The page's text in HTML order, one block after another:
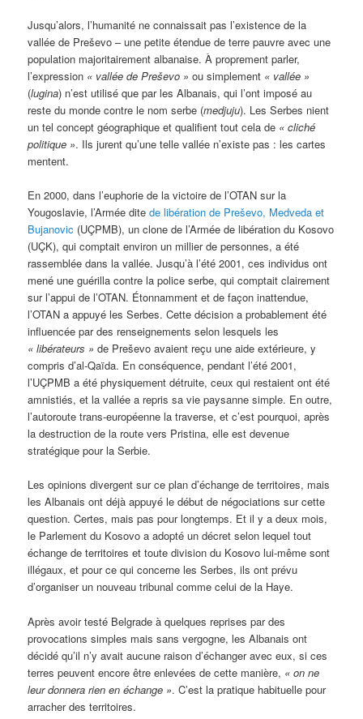
Jusqu’alors, l’humanité ne connaissait pas l’existence de la
vallée de Preševo – une petite étendue de terre pauvre avec une
population majoritairement albanaise. À proprement parler,
l’expression « vallée de Preševo » ou simplement « vallée »
(lugina) n’est utilisé que par les Albanais, qui l’ont imposé au
reste du monde contre le nom serbe (medjuju). Les Serbes nient
un tel concept géographique et qualifient tout cela de « cliché
politique ». Ils jurent qu’une telle vallée n’existe pas : les cartes
mentent.
En 2000, dans l’euphorie de la victoire de l’OTAN sur la
Yougoslavie, l’Armée ditede libération de Preševo, Medveda et
Bujanovic (UÇPMB), un clone de l’Armée de libération du Kosovo
(UÇK), qui comptait environ un millier de personnes, a été
rassemblée dans la vallée. Jusqu’à l’été 2001, ces individus ont
mené une guérilla contre la police serbe, qui comptait clairement
sur l’appui de l’OTAN. Étonnamment et de façon inattendue,
l’OTAN a appuyé les Serbes. Cette décision a probablement été
influencée par des renseignements selon lesquels les
« libérateurs » de Preševo avaient reçu une aide extérieure, y
compris d’al-Qaïda. En conséquence, pendant l’été 2001,
l’UÇPMB a été physiquement détruite, ceux qui restaient ont été
amnistiés, et la vallée a repris sa vie paysanne simple. En outre,
l’autoroute trans-européenne la traverse, et c’est pourquoi, après
la destruction de la route vers Pristina, elle est devenue
stratégique pour la Serbie.
Les opinions divergent sur ce plan d’échange de territoires, mais
les Albanais ont déjà appuyé le début de négociations sur cette
question. Certes, mais pas pour longtemps. Et il y a deux mois,
le Parlement du Kosovo a adopté un décret selon lequel tout
échange de territoires et toute division du Kosovo lui-même sont
illégaux, et pour ce qui concerne les Serbes, ils ont prévu
d’organiser un nouveau tribunal comme celui de la Haye.
Après avoir testé Belgrade à quelques reprises par des
provocations simples mais sans vergogne, les Albanais ont
décidé qu’il n’y avait aucune raison d’échanger avec eux, si ces
terres peuvent encore être enlevées de cette manière, « on ne
leur donnera rien en échange ». C’est la pratique habituelle pour
arracher des territoires.